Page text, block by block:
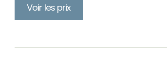
Voir les prix